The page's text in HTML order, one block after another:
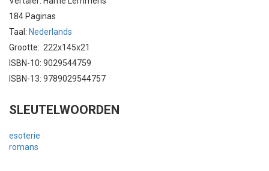
184 Paginas
Taal: Nederlands
Grootte: 222x145x21
ISBN-10: 9029544759
ISBN-13: 9789029544757
SLEUTELWOORDEN
esoterie
romans